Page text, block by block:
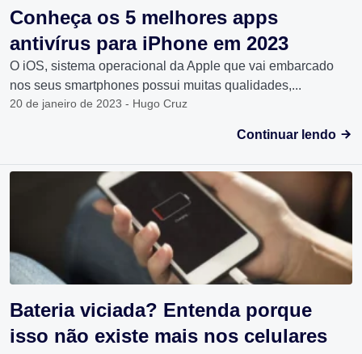
Conheça os 5 melhores apps
antivírus para iPhone em 2023
O iOS, sistema operacional da Apple que vai embarcado
nos seus smartphones possui muitas qualidades,...
20 de janeiro de 2023 - Hugo Cruz
Continuar lendo
Bateria viciada? Entenda porque
isso não existe mais nos celulares